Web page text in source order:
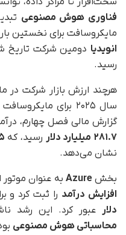
فناوری هوش مصنوعی
مایکروسافت برای نخستین بار
انویدیا دومین شرکت تاریخ
رسید.
هرچند ارزش بازار شرکت در
سال ۲۰۲۵ برای
گزارش مالی فصل چهارم، درآمد
۲۸۱.۷ میلیارد دلار
رسید، که ۱۵ درصد
نشان می‌دهد.
بخشAzure به‌ عنوان
افزایش درآمد را ثبت کرد و
دلار عبور کرد. این رشد
محاسباتی هوش مصنوعی